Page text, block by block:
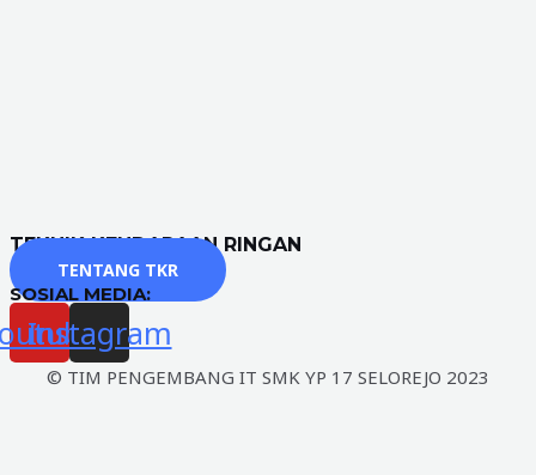
TEKNIK KENDARAAN RINGAN
TENTANG TKR
SOSIAL MEDIA:
Instagram
© TIM PENGEMBANG IT SMK YP 17 SELOREJO 2023